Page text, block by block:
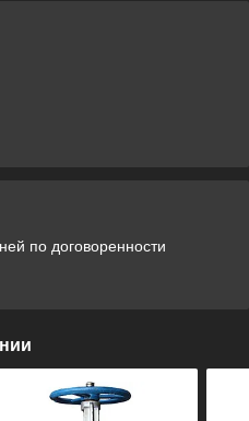
по договоренности